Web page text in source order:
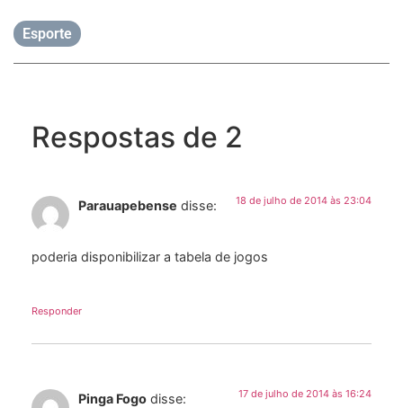
Esporte
Respostas de 2
Parauapebense disse: 18 de julho de 2014 às 23:04
poderia disponibilizar a tabela de jogos
Responder
Pinga Fogo disse: 17 de julho de 2014 às 16:24